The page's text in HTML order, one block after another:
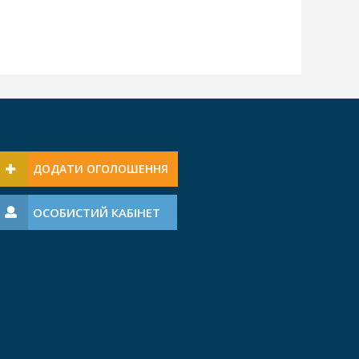
ДОДАТИ ОГОЛОШЕННЯ
ОСОБИСТИЙ КАБІНЕТ